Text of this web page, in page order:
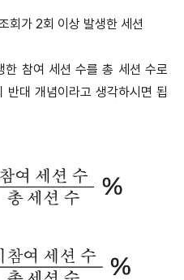
회가 2회 이상 발생한 세션
참여 세션 수를 총 세션 수로
반대 개념이라고 생각하시면 됩